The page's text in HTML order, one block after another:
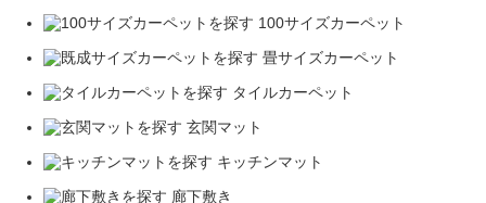
100サイズカーペット
畳サイズカーペット
タイルカーペット
玄関マット
キッチンマット
廊下敷き